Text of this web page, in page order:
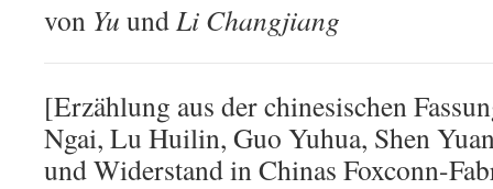
von Yu undLi Changjiang
[Erzählung aus der chinesischen
Ngai, Lu Huilin, Guo Yuhua, Shen
und Widerstand in Chinas Foxconn-